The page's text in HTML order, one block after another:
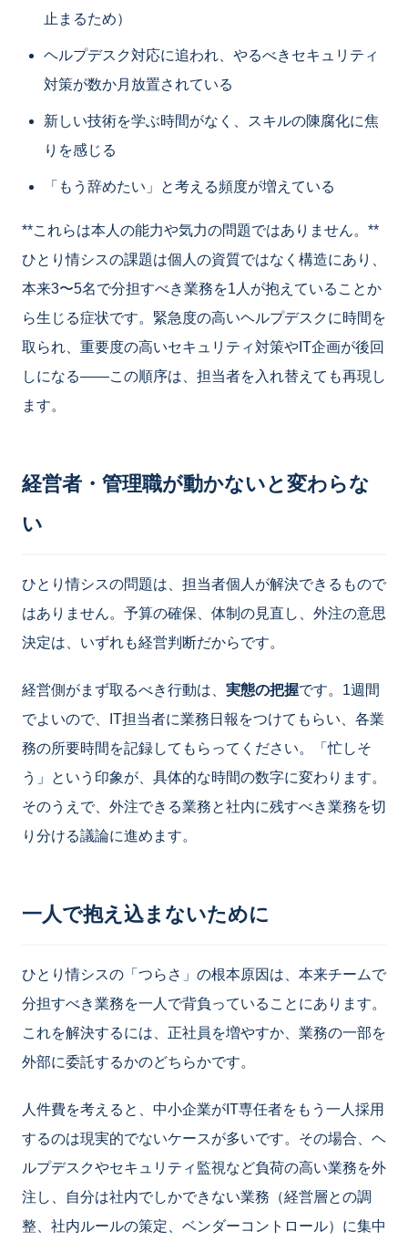
止まるため）
ヘルプデスク対応に追われ、やるべきセキュリティ
対策が数か月放置されている
新しい技術を学ぶ時間がなく、スキルの陳腐化に焦
りを感じる
「もう辞めたい」と考える頻度が増えている
**これらは本人の能力や気力の問題ではありません。**
ひとり情シスの課題は個人の資質ではなく構造にあり、
本来3〜5名で分担すべき業務を1人が抱えていることか
ら生じる症状です。緊急度の高いヘルプデスクに時間を
取られ、重要度の高いセキュリティ対策やIT企画が後回
しになる——この順序は、担当者を入れ替えても再現し
ます。
経営者・管理職が動かないと変わらな
い
ひとり情シスの問題は、担当者個人が解決できるもので
はありません。予算の確保、体制の見直し、外注の意思
決定は、いずれも経営判断だからです。
経営側がまず取るべき行動は、 実態の把握です。1週間
でよいので、IT担当者に業務日報をつけてもらい、各業
務の所要時間を記録してもらってください。「忙しそ
う」という印象が、具体的な時間の数字に変わります。
そのうえで、外注できる業務と社内に残すべき業務を切
り分ける議論に進めます。
一人で抱え込まないために
ひとり情シスの「つらさ」の根本原因は、本来チームで
分担すべき業務を一人で背負っていることにあります。
これを解決するには、正社員を増やすか、業務の一部を
外部に委託するかのどちらかです。
人件費を考えると、中小企業がIT専任者をもう一人採用
するのは現実的でないケースが多いです。その場合、ヘ
ルプデスクやセキュリティ監視など負荷の高い業務を外
注し、自分は社内でしかできない業務（経営層との調
整、社内ルールの策定、ベンダーコントロール）に集中